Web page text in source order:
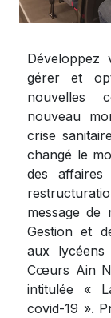
Développez
gérer et
nouvelles
nouveau
crise
changé le
des
message de
Gestion et
aux
Cœurs Ain
intitulée «
covid-19 ».